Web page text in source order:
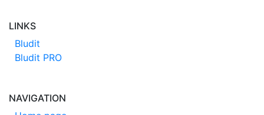
LINKS
Bludit
Bludit PRO
NAVIGATION